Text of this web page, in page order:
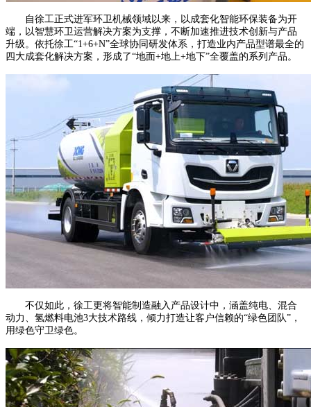
自徐工正式进军环卫机械领域以来，以成套化智能环保装备为开
端，以智慧环卫运营解决方案为支撑，不断加速推进技术创新与产品
升级。依托徐工“1+6+N”全球协同研发体系，打造业内产品型谱最全的
四大成套化解决方案，形成了“地面+地上+地下”全覆盖的系列产品。
不仅如此，徐工更将智能制造融入产品设计中，涵盖纯电、混合
动力、氢燃料电池3大技术路线，倾力打造让客户信赖的“绿色团队”，
用绿色守卫绿色。